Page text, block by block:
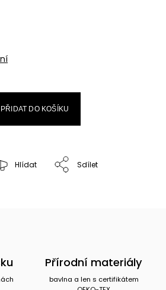
PŘIDAT DO KOŠÍKU
Hlídat Sdílet
Přírodní materiály
bavlna a len s certifikátem